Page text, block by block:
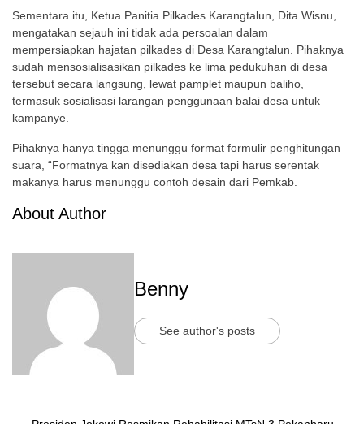
Sementara itu, Ketua Panitia Pilkades Karangtalun, Dita Wisnu,
mengatakan sejauh ini tidak ada persoalan dalam
mempersiapkan hajatan pilkades di Desa Karangtalun. Pihaknya
sudah mensosialisasikan pilkades ke lima pedukuhan di desa
tersebut secara langsung, lewat pamplet maupun baliho,
termasuk sosialisasi larangan penggunaan balai desa untuk
kampanye.
Pihaknya hanya tingga menunggu format formulir penghitungan
suara, “Formatnya kan disediakan desa tapi harus serentak
makanya harus menunggu contoh desain dari Pemkab.
About Author
Benny
See author's posts